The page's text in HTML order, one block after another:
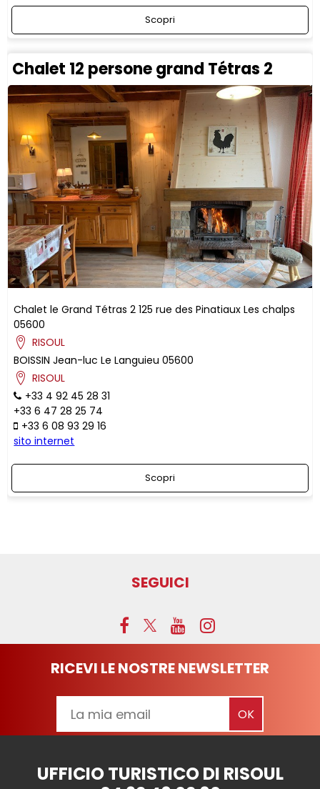
Scopri
Chalet 12 persone grand Tétras 2
Chalet le Grand Tétras 2 125 rue des Pinatiaux Les chalps
05600
RISOUL
BOISSIN Jean-luc Le Languieu 05600
RISOUL
+33 4 92 45 28 31
+33 6 47 28 25 74
+33 6 08 93 29 16
sito internet
Scopri
SEGUICI
RICEVI LE NOSTRE NEWSLETTER
UFFICIO TURISTICO DI RISOUL